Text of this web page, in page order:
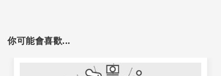
你可能會喜歡...